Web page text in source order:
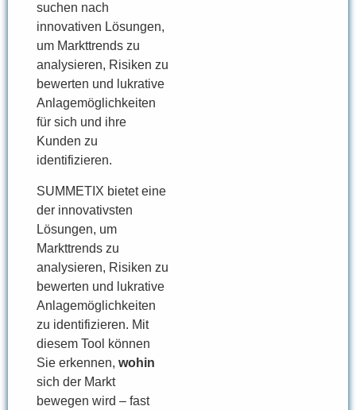
suchen nach
innovativen Lösungen,
um Markttrends zu
analysieren, Risiken zu
bewerten und lukrative
Anlagemöglichkeiten
für sich und ihre
Kunden zu
identifizieren.
SUMMETIX bietet eine
der innovativsten
Lösungen, um
Markttrends zu
analysieren, Risiken zu
bewerten und lukrative
Anlagemöglichkeiten
zu identifizieren. Mit
diesem Tool können
Sie erkennen, wohin
sich der Markt
bewegen wird – fast